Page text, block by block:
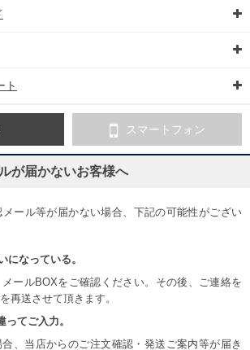
ト
スマートフォン
が届かないお客様へ
ール等が届かない場合、下記の可能性がござい
になっている。
ールBOXをご確認ください。その後、ご連絡を
再送させて頂きます。
てご入力。
、当店からのご注文確認・発送ご案内等が届き